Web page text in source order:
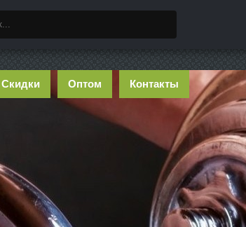
Скидки Оптом Контакты